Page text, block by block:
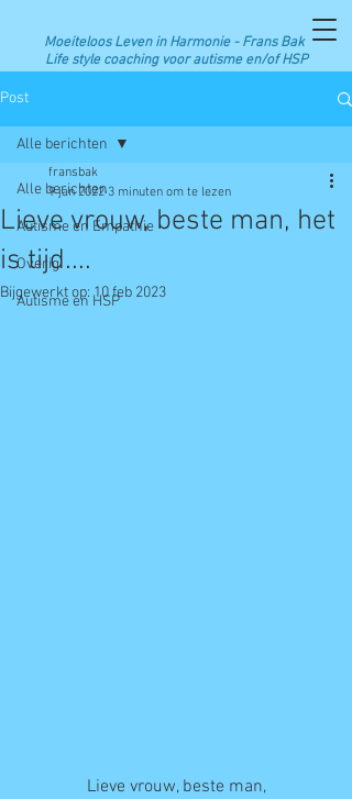
Moeiteloos Leven in Harmonie -Frans Bak
Life style coaching voor autisme en/of HSP
Post
Alle berichten
Autisme en Empathie
Overig
Autisme en HSP
Alle berichten
Lieve vrouw, beste man, het
is tijd....
fransbak
9 jan 2022 3 minuten om te lezen
Bijgewerkt op: 10 feb 2023
Lieve vrouw, beste man,